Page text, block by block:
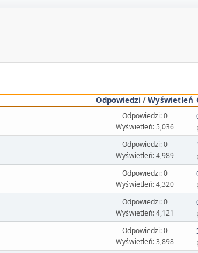
Odpowiedzi /Wyświetleń
Odpowiedzi: 0
Wyświetleń: 5,036
Odpowiedzi: 0
Wyświetleń: 4,989
Odpowiedzi: 0
Wyświetleń: 4,320
Odpowiedzi: 0
Wyświetleń: 4,121
Odpowiedzi: 0
Wyświetleń: 3,898